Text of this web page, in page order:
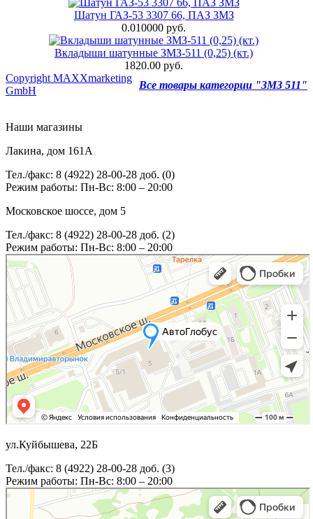
Шатун ГАЗ-53 3307 66, ПАЗ ЗМЗ
0.010000 руб.
Вкладыши шатунные ЗМЗ-511 (0,25) (кт.)
1820.00 руб.
Все товары категории "ЗМЗ 511"
Copyright MAXXmarketing
GmbH
Наши магазины
Лакина, дом 161А
Тел./факс: 8 (4922) 28-00-28 доб. (0)
Режим работы: Пн-Вс: 8:00 – 20:00
Московское шоссе, дом 5
Тел./факс: 8 (4922) 28-00-28 доб. (2)
Режим работы: Пн-Вс: 8:00 – 20:00
ул.Куйбышева, 22Б
Тел./факс: 8 (4922) 28-00-28 доб. (3)
Режим работы: Пн-Вс: 8:00 – 20:00